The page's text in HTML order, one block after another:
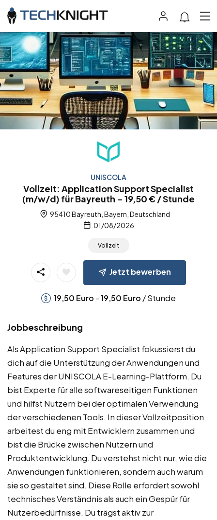
UNISCOLA
Vollzeit: Application Support Specialist
(m/w/d) für Bayreuth – 19,50 € / Stunde
95410 Bayreuth, Bayern, Deutschland
01/08/2026
Vollzeit
Jetzt bewerben
19,50 Euro -19,50 Euro / Stunde
Jobbeschreibung
Als Application Support Specialist fokussierst du
dich auf die Unterstützung der Anwendungen und
Features der UNISCOLA E-Learning-Plattform. Du
bist Experte für alle softwareseitigen Funktionen
und hilfst Nutzern bei der optimalen Verwendung
der verschiedenen Tools. In dieser Vollzeitposition
arbeitest du eng mit Entwicklern zusammen und
bist die Brücke zwischen Nutzern und
Produktentwicklung. Du verstehst nicht nur, wie die
Anwendungen funktionieren, sondern auch warum
sie so gestaltet sind. Diese Rolle erfordert sowohl
technisches Verständnis als auch ein Gespür für
Nutzerbedürfnisse. Du trägst aktiv zur